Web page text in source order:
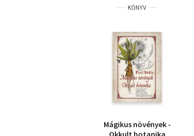
KÖNYV
Mágikus növények -